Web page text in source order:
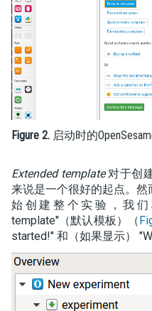
Figure 2. 启动时的
Extended template对于创
来说是一个很好的起点。
始创建整个实验，我
template"（默认模板）（
started!" 和（如果显示）